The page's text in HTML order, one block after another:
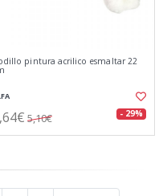
pintura acrilico esmaltar 22
5,10€ - 29%